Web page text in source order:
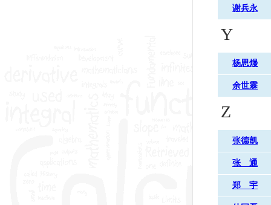
谢兵永
Y
杨思熳
余世霖
Z
张德凯
张 通
郑 宇